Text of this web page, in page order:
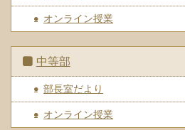
オンライン授業
中等部
部長室だより
オンライン授業